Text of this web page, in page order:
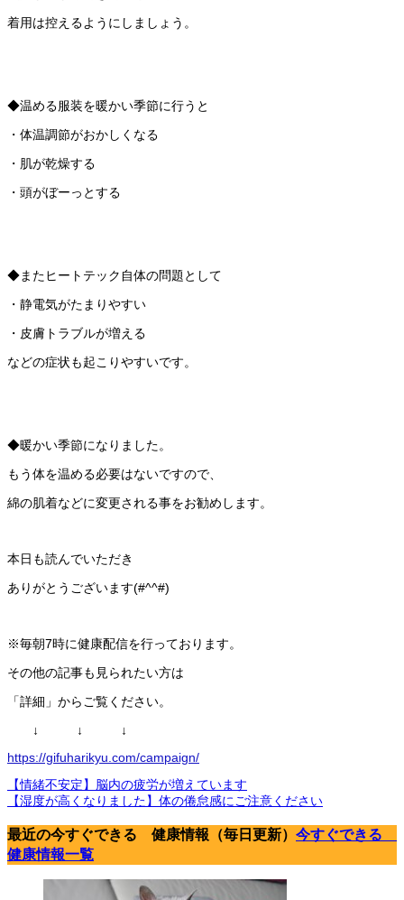
着用は控えるようにしましょう。
◆温める服装を暖かい季節に行うと
・体温調節がおかしくなる
・肌が乾燥する
・頭がぼーっとする
◆またヒートテック自体の問題として
・静電気がたまりやすい
・皮膚トラブルが増える
などの症状も起こりやすいです。
◆暖かい季節になりました。
もう体を温める必要はないですので、
綿の肌着などに変更される事をお勧めします。
本日も読んでいただき
ありがとうございます(#^^#)
※毎朝7時に健康配信を行っております。
その他の記事も見られたい方は
「詳細」からご覧ください。
↓ ↓ ↓
https://gifuharikyu.com/campaign/
【情緒不安定】脳内の疲労が増えています
【湿度が高くなりました】体の倦怠感にご注意ください
最近の今すぐできる 健康情報（毎日更新） 今すぐできる
健康情報一覧